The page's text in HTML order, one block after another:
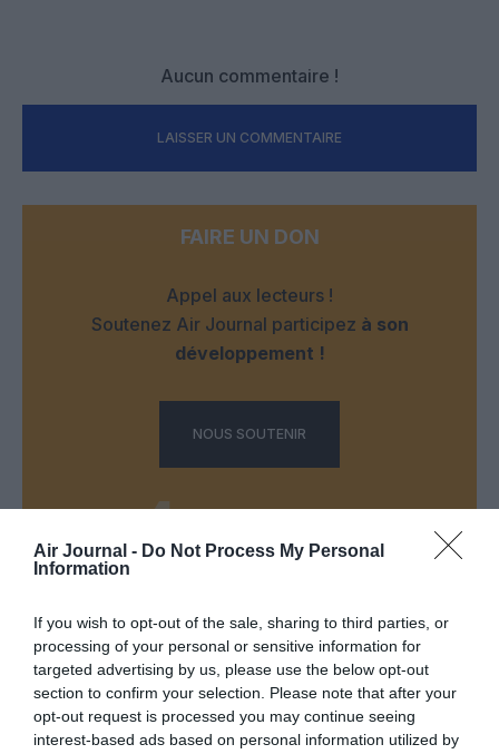
Air Journal - Do Not Process My Personal
Information
If you wish to opt-out of the sale, sharing to third parties, or
processing of your personal or sensitive information for
targeted advertising by us, please use the below opt-out
section to confirm your selection. Please note that after your
opt-out request is processed you may continue seeing
interest-based ads based on personal information utilized by
Aucun commentaire !
LAISSER UN COMMENTAIRE
FAIRE UN DON
Appel aux lecteurs !
Soutenez Air Journal participez à son
développement !
NOUS SOUTENIR
DERNIERS COMMENTAIRES
Manfoua commenté l'article :
Pyramides, croisières et mer Rouge : l’Égypte mise sur